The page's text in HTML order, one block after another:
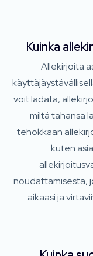
Kuinka
Allekirjoita
voit ladata,
miltä tahansa
tehokkaan
kuten
noudattamisesta,
aikaasi ja